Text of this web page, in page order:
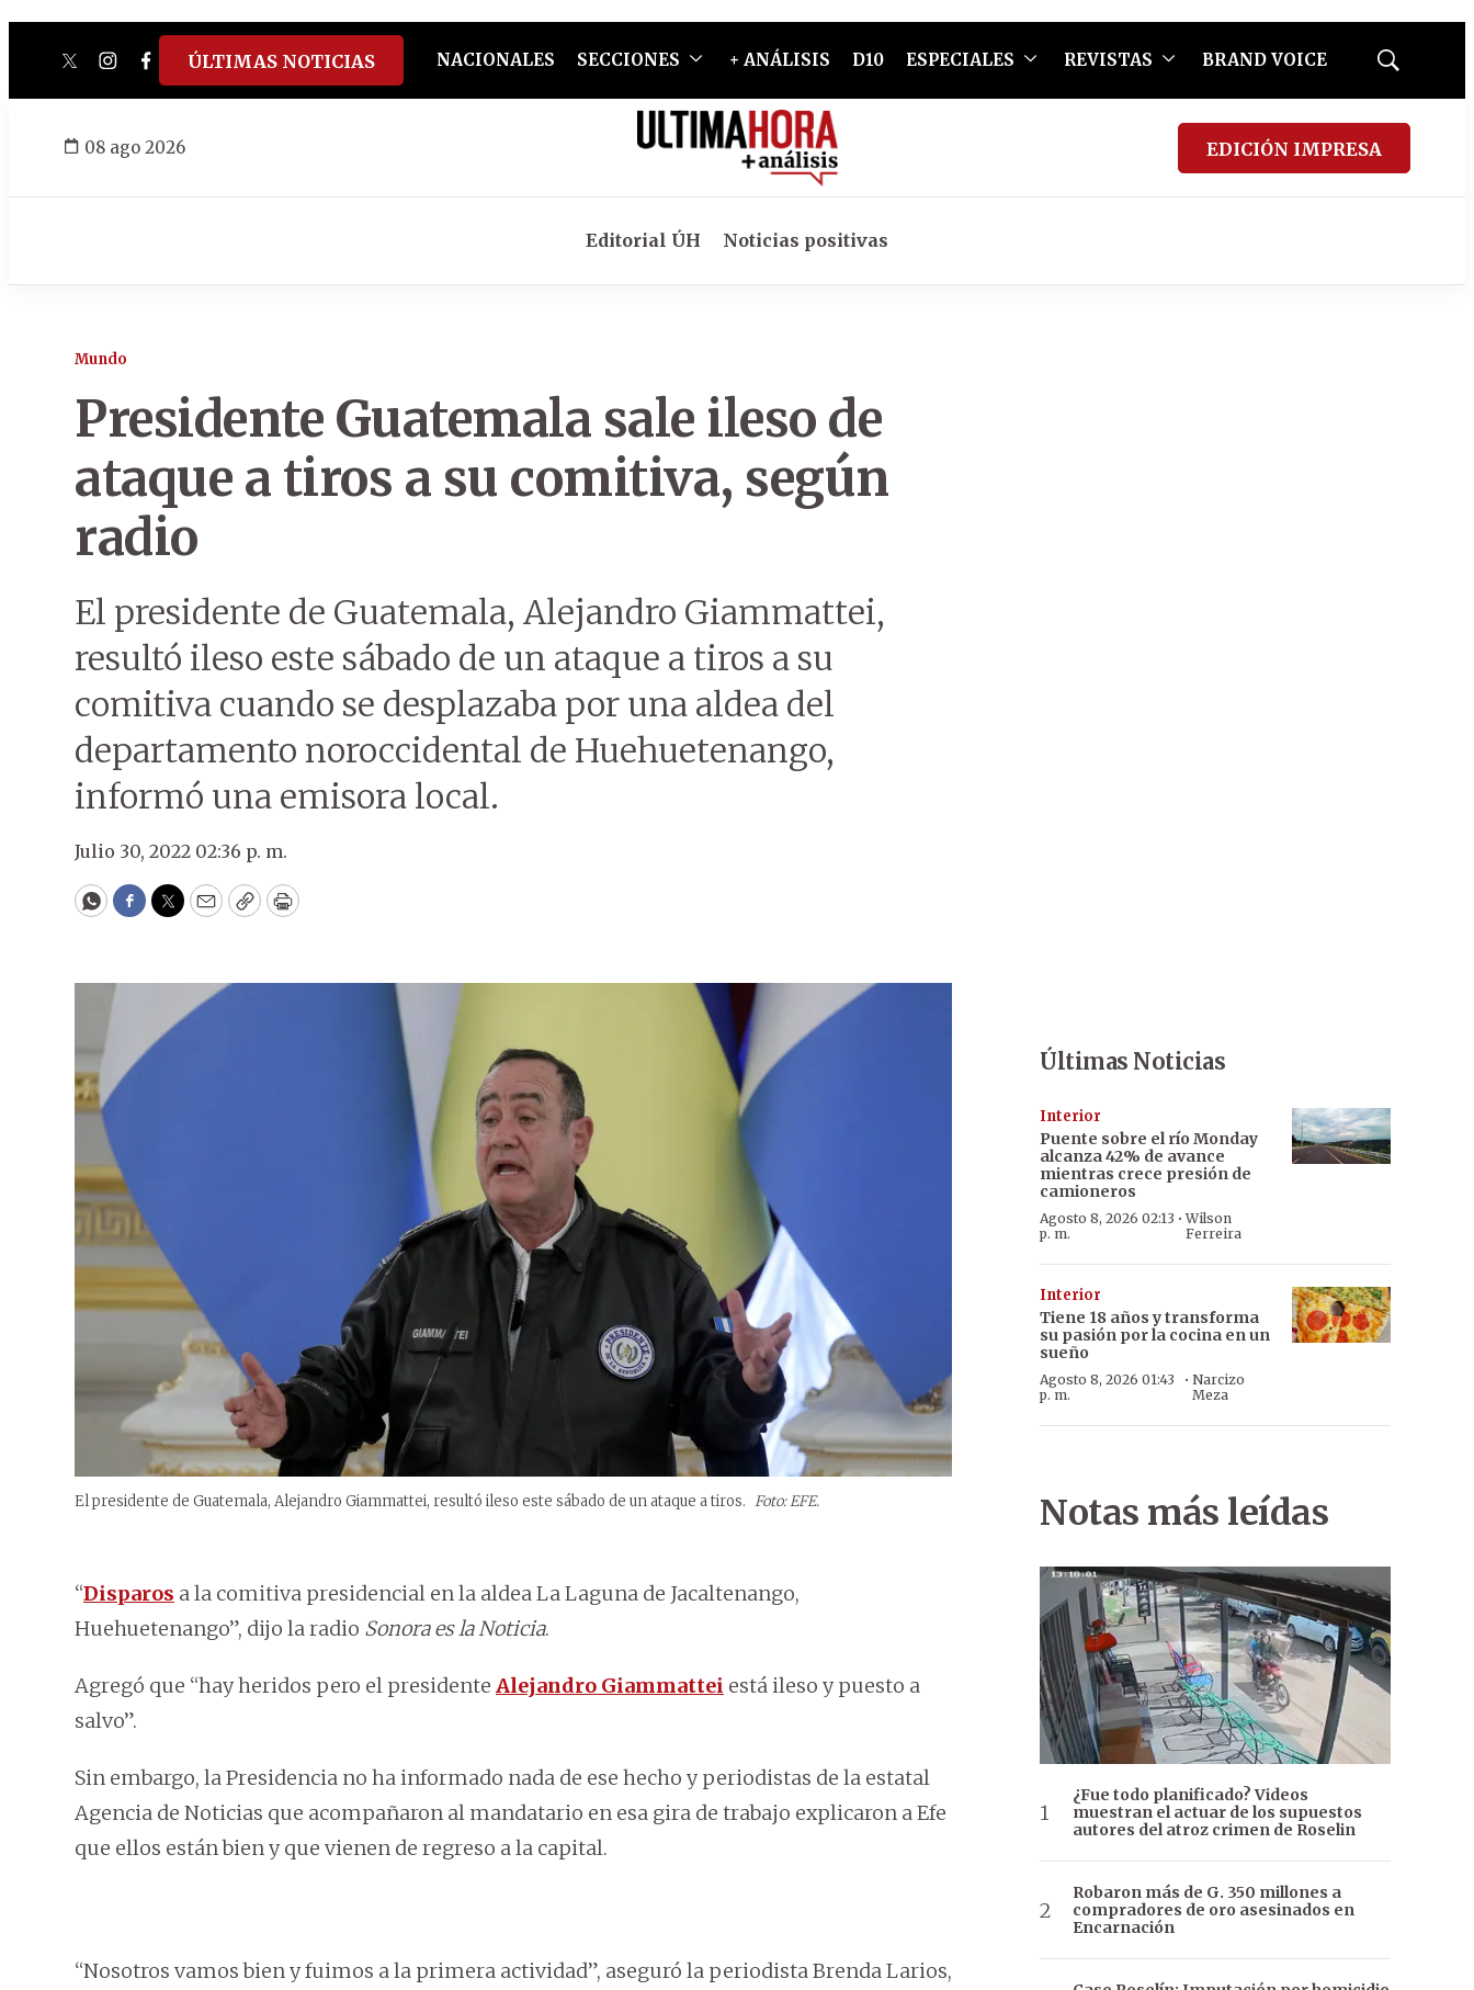
twitterinstagram
facebook
tiktokyoutube
spotify
ÚLTIMAS NOTICIAS NACIONALES SECCIONES + ANÁLISIS D10 ESPECIALES REVISTAS BRAND VOICE
Mostrar
08 ago 2026 EDICIÓN IMPRESA
Editorial ÚH Noticias positivas
Mundo
Presidente Guatemala sale ileso de
ataque a tiros a su comitiva, según
radio
El presidente de Guatemala, Alejandro Giammattei,
resultó ileso este sábado de un ataque a tiros a su
comitiva cuando se desplazaba por una aldea del
departamento noroccidental de Huehuetenango,
informó una emisora local.
Julio 30, 2022 02:36 p. m.
WhatsApp
Facebook
Twitter
EmailCopyPrint
El presidente de Guatemala, Alejandro Giammattei, resultó ileso este sábado de un ataque a tiros. Foto: EFE.
“Disparos a la comitiva presidencial en la aldea La Laguna de Jacaltenango,
Huehuetenango”, dijo la radio Sonora es la Noticia.
Agregó que “hay heridos pero el presidente Alejandro Giammattei está ileso y puesto a
salvo”.
Sin embargo, la Presidencia no ha informado nada de ese hecho y periodistas de la estatal
Agencia de Noticias que acompañaron al mandatario en esa gira de trabajo explicaron a Efe
que ellos están bien y que vienen de regreso a la capital.
“Nosotros vamos bien y fuimos a la primera actividad”, aseguró la periodista Brenda Larios,
Últimas Noticias
Interior
Puente sobre el río Monday
alcanza 42% de avance
mientras crece presión de
camioneros
Agosto 8, 2026 02:13
p. m.
·Wilson
Ferreira
Interior
Tiene 18 años y transforma
su pasión por la cocina en un
sueño
Agosto 8, 2026 01:43
p. m.
·Narcizo
Meza
Notas más leídas
¿Fue todo planificado? Videos
muestran el actuar de los supuestos
autores del atroz crimen de Roselin
Robaron más de G. 350 millones a
compradores de oro asesinados en
Encarnación